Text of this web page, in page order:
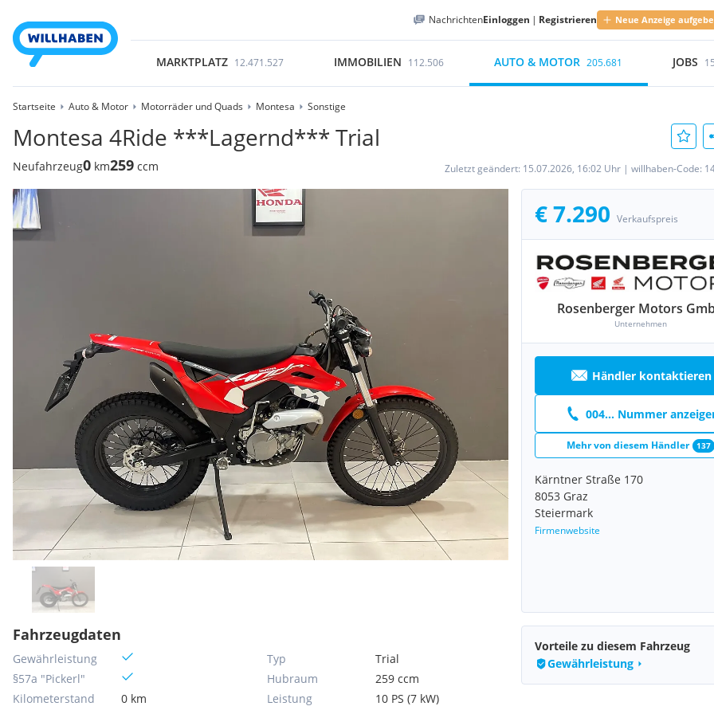
NachrichtenEinloggen | Registrieren Neue Anzeige
MARKTPLATZ 12.471.527 IMMOBILIEN 112.506 AUTO & MOTOR 205.681 JOBS
Startseite Auto & Motor Motorräder und Quads Montesa Sonstige
Montesa 4Ride ***Lagernd*** Trial
Neufahrzeug0 km259 ccm Zuletzt geändert: 15.07.2026, 16:02 Uhr | willhaben-Code:
€ 7.290 Verkaufspreis
Rosenberger Motors
Unternehmen
Händler kontaktieren
004... Nummer
Mehr von diesem Händler 137
Kärntner Straße 170
8053 Graz
Steiermark
Firmenwebsite
Fahrzeugdaten
Gewährleistung
§57a "Pickerl"
Kilometerstand
0 km
Typ
Trial
Hubraum
259 ccm
Leistung
10 PS (7 kW)
Vorteile zu diesem Fahrzeug
Gewährleistung